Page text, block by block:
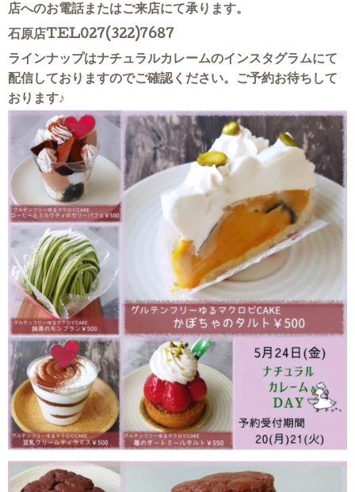
店へのお電話またはご来店にて承ります。
石原店TEL027(322)7687
ラインナップはナチュラルカレームのインスタグラムにて
配信しておりますのでご確認ください。ご予約お待ちして
おります♪